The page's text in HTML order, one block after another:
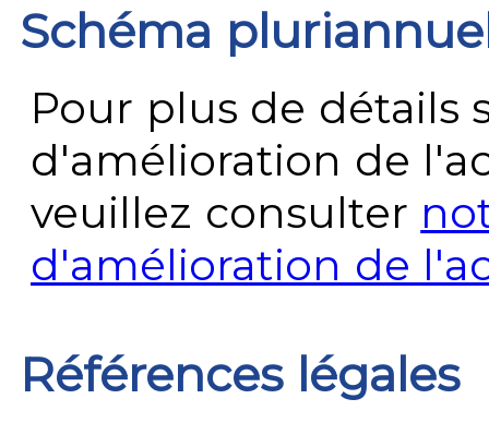
Schéma
Pour plus de détails
d'amélioration de
veuillez consulter
d'amélioration de
Références légales